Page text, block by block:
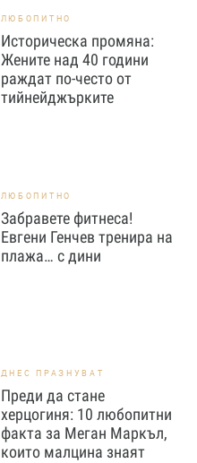
ЛЮБОПИТНО
Историческа промяна:
Жените над 40 години
раждат по-често от
тийнейджърките
ЛЮБОПИТНО
Забравете фитнеса!
Евгени Генчев тренира на
плажа… с дини
ДНЕС ПРАЗНУВАТ
Преди да стане
херцогиня: 10 любопитни
факта за Меган Маркъл,
които малцина знаят